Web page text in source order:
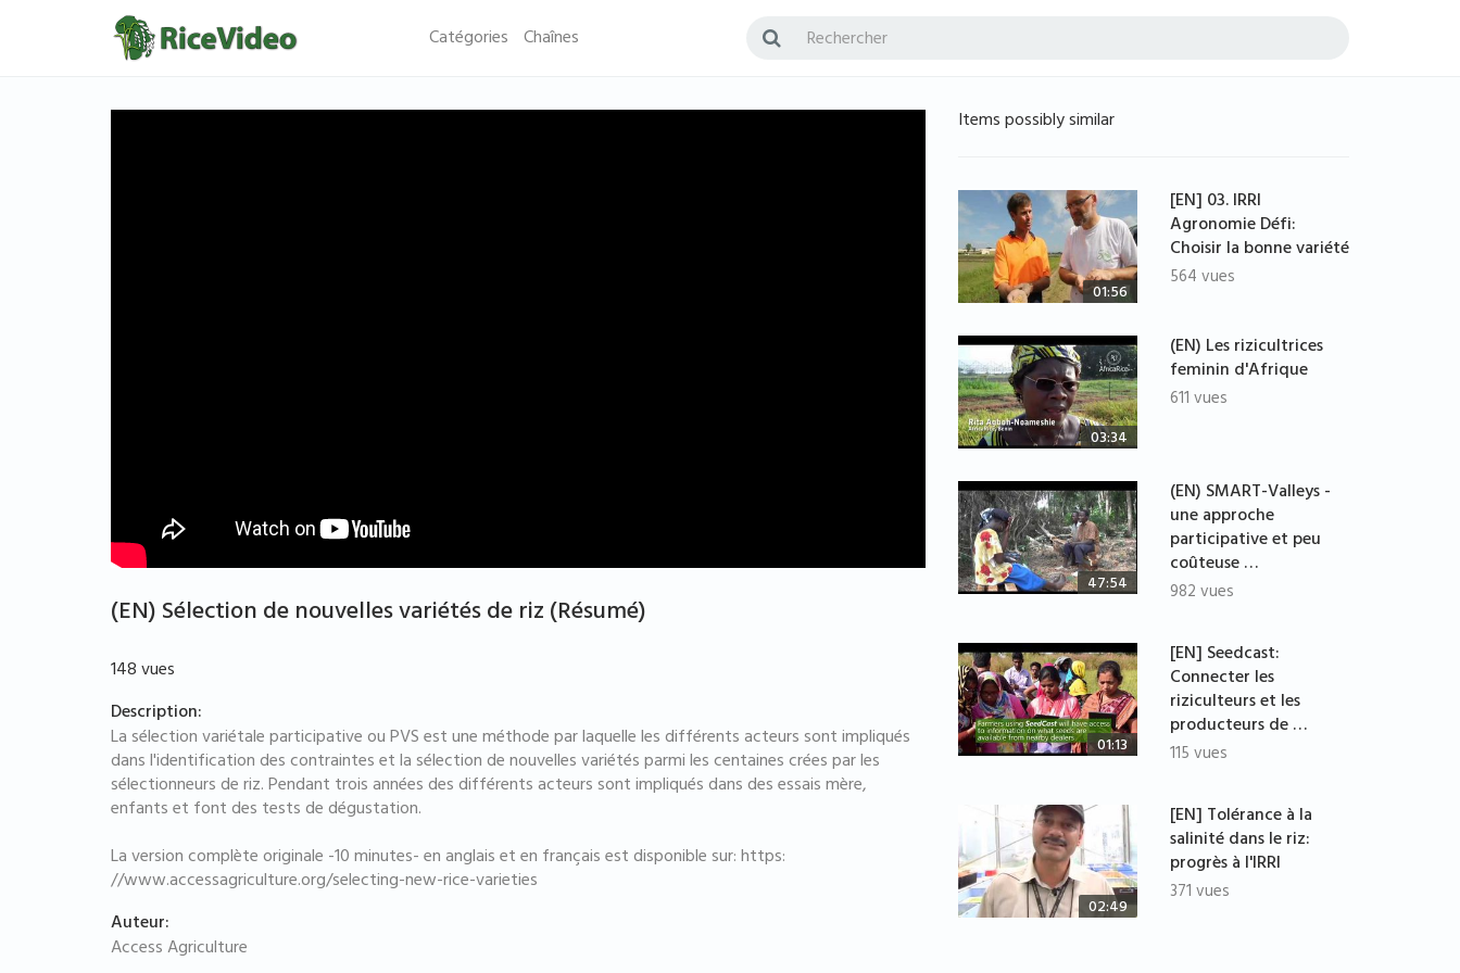
Catégories Chaînes
(EN) Sélection de nouvelles variétés de riz (Résumé)
148 vues
Description:
La sélection variétale participative ou PVS est une méthode par laquelle les différents acteurs sont impliqués
dans l'identification des contraintes et la sélection de nouvelles variétés parmi les centaines crées par les
sélectionneurs de riz. Pendant trois années des différents acteurs sont impliqués dans des essais mère,
enfants et font des tests de dégustation.
La version complète originale -10 minutes- en anglais et en français est disponible sur: https:
//www.accessagriculture.org/selecting-new-rice-varieties
Auteur:
Access Agriculture
Items possibly similar
01:56
[EN] 03. IRRI
Agronomie Défi:
Choisir la bonne variété
564 vues
03:34
(EN) Les rizicultrices
feminin d'Afrique
611 vues
47:54
(EN) SMART-Valleys -
une approche
participative et peu
coûteuse …
982 vues
01:13
[EN] Seedcast:
Connecter les
riziculteurs et les
producteurs de …
115 vues
02:49
[EN] Tolérance à la
salinité dans le riz:
progrès à l'IRRI
371 vues